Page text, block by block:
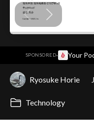
SPONSORED· Your
Ryosuke Horie
Technology